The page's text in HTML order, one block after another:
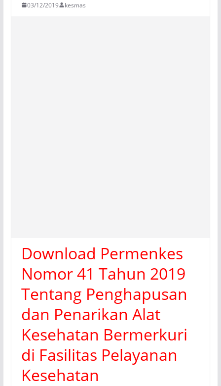
03/12/2019 kesmas
Download Permenkes
Nomor 41 Tahun 2019
Tentang Penghapusan
dan Penarikan Alat
Kesehatan Bermerkuri
di Fasilitas Pelayanan
Kesehatan